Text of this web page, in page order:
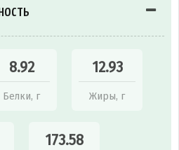
8.92
Белки, г
12.93
Жиры, г
173.58